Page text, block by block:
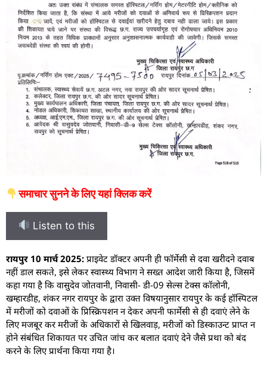
समाचार सुनने के लिए यहां क्लिक करें
Listen to this
रायपुर 10 मार्च 2025: प्राइवेट डॉक्टर अपनी ही फॉर्मेसी से दवा खरीदने दवाब
नहीं डाल सकते, इसे लेकर स्वास्थ्य विभाग ने सख्त आदेश जारी किया है, जिसमें
कहा गया है कि वासुदेव जोतवानी, निवासी- डी-09 सेल्स टेक्स कॉलोनी,
खम्हारडीह, शंकर नगर रायपुर के द्वारा उक्त विषयानुसार रायपुर के कई हॉस्पिटल
में मरीजों को दवाओं के प्रिस्क्रिपशन न देकर अपनी फार्मेसी से ही दवाएं लेने के
लिए मजबूर कर मरीजों के अधिकारों से खिलवाड़, मरीजों को डिस्काउन्ट प्राप्त न
होने संबंधित शिकायत पर उचित जांच कर बलात दवाएं देने जैसे प्रथा को बंद
करने के लिए प्रार्थना किया गया है।